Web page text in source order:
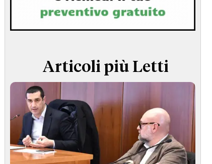
TERMINI e CONDIZIONI
Articoli più Letti